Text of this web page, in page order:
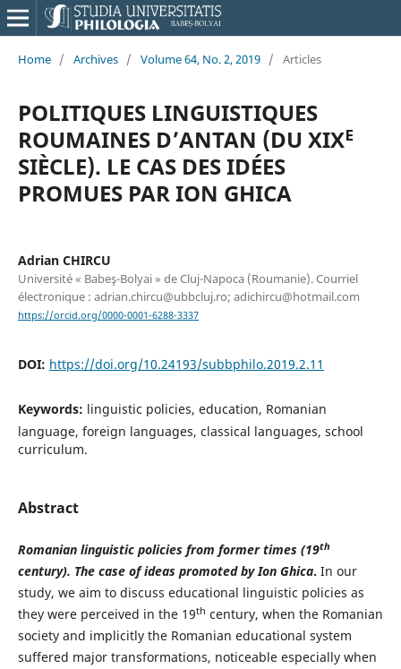
Home / Archives / Volume 64, No. 2, 2019 / Articles
POLITIQUES LINGUISTIQUES
ROUMAINES D’ANTAN (DU XIXᴱ
SIÈCLE). LE CAS DES IDÉES
PROMUES PAR ION GHICA
Adrian CHIRCU
Université « Babeş-Bolyai » de Cluj-Napoca (Roumanie). Courriel
électronique : adrian.chircu@ubbcluj.ro; adichircu@hotmail.com
https://orcid.org/0000-0001-6288-3337
DOI: https://doi.org/10.24193/subbphilo.2019.2.11
Keywords: linguistic policies, education, Romanian
language, foreign languages, classical languages, school
curriculum.
Abstract
Romanian linguistic policies from former times (19th
century). The case of ideas promoted by Ion Ghica. In our
study, we aim to discuss educational linguistic policies as
they were perceived in the 19th century, when the Romanian
society and implicitly the Romanian educational system
suffered major transformations, noticeable especially when